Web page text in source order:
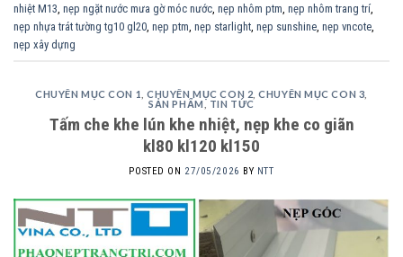
nhiệt M13 nẹp ngặt nước mưa gờ móc nước nẹp nhôm ptm nẹp nhôm trang trí
nẹp nhựa trát tường tg10 gl20 nẹp ptm nẹp starlight nẹp sunshine nẹp vncote
nẹp xây dựng
CHUYÊN MỤC CON 1 ,CHUYÊN MỤC CON 2 ,CHUYÊN MỤC CON 3
SẢN PHẨM
TIN TỨC
Tấm che khe lún khe nhiệt, nẹp khe co giãn
kl80 kl120 kl150
POSTED ON 27/05/2026 BY NTT